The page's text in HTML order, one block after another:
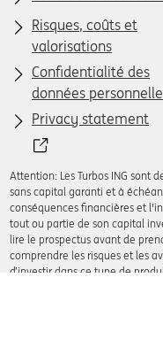
Risques, coûts et
valorisations
Confidentialité des
données
Privacy statement
Attention: Les Turbos ING sont
sans capital garanti et à
conséquences financières et
tout ou partie de son capital
lire le prospectus avant de
comprendre les risques et les
d’investir dans ce type de